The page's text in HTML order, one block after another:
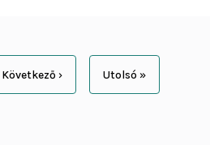
Következő
Következő ›
Utolsó
Utolsó »